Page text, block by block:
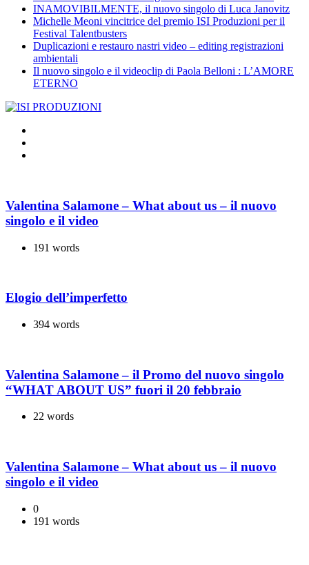
INAMOVIBILMENTE, il nuovo singolo di Luca Janovitz
Michelle Meoni vincitrice del premio ISI Produzioni per il
Festival Talentbusters
Duplicazioni e restauro nastri video – editing registrazioni
ambientali
Il nuovo singolo e il videoclip di Paola Belloni : L’AMORE
ETERNO
Valentina Salamone – What about us – il nuovo
singolo e il video
191 words
Elogio dell’imperfetto
394 words
Valentina Salamone – il Promo del nuovo singolo
“WHAT ABOUT US” fuori il 20 febbraio
22 words
Valentina Salamone – What about us – il nuovo
singolo e il video
0
191 words